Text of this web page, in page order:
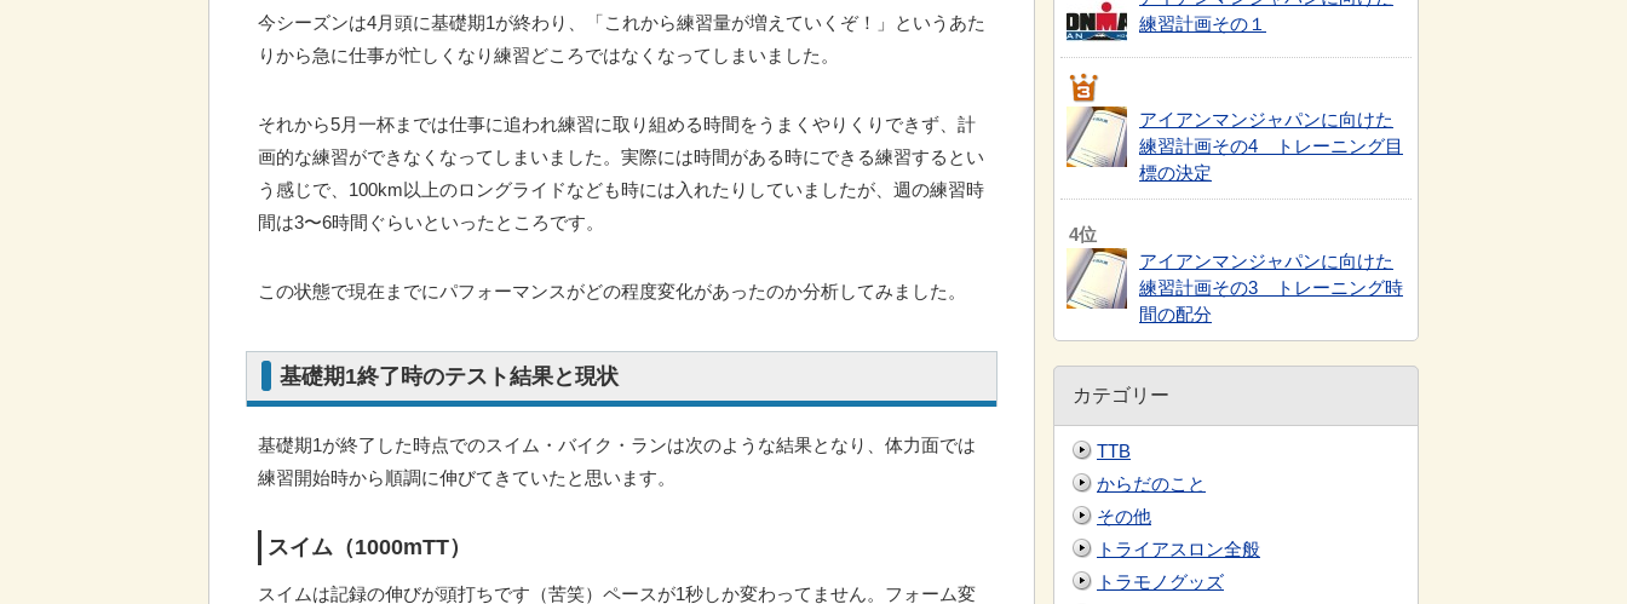
今シーズンは4月頭に基礎期1が終わり、「これから練習量が増えていくぞ！」というあた
りから急に仕事が忙しくなり練習どころではなくなってしまいました。
それから5月一杯までは仕事に追われ練習に取り組める時間をうまくやりくりできず、計
画的な練習ができなくなってしまいました。実際には時間がある時にできる練習するとい
う感じで、100km以上のロングライドなども時には入れたりしていましたが、週の練習時
間は3〜6時間ぐらいといったところです。
この状態で現在までにパフォーマンスがどの程度変化があったのか分析してみました。
基礎期1終了時のテスト結果と現状
基礎期1が終了した時点でのスイム・バイク・ランは次のような結果となり、体力面では
練習開始時から順調に伸びてきていたと思います。
スイム（1000mTT）
スイムは記録の伸びが頭打ちです（苦笑）ペースが1秒しか変わってません。フォーム変
練習計画その１
アイアンマンジャパンに向けた
練習計画その4 トレーニング目
標の決定
アイアンマンジャパンに向けた
練習計画その3 トレーニング時
間の配分
カテゴリー
TTB
からだのこと
その他
トライアスロン全般
トラモノグッズ